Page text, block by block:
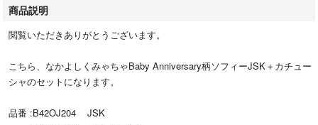
商品説明
閲覧いただきありがとうございます。
こちら、なかよしくみゃちゃBaby Anniversary柄ソフィーJSK＋カチュー
シャのセットになります。
品番 :B42OJ204 JSK